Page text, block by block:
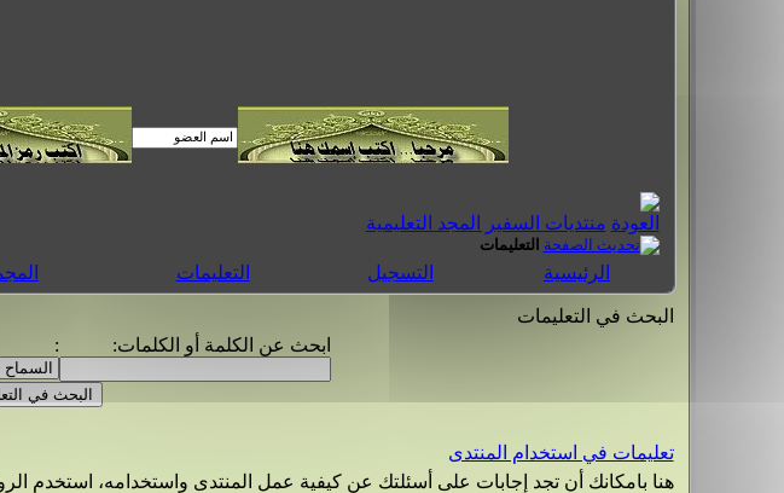
منتديات السفير المجد التعليمية
التعليمات
الرئيسية التسجيل التعليمات
البحث في التعليمات
ابحث عن الكلمة أو الكلمات:
:
تعليمات في استخدام المنتدى